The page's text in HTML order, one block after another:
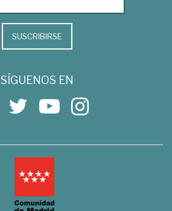
SUSCRIBIRSE
SÍGUENOS EN